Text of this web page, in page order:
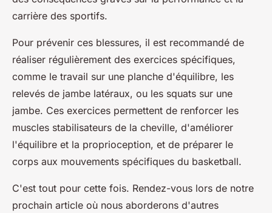
carrière des sportifs.
Pour prévenir ces blessures, il est recommandé de
réaliser régulièrement des exercices spécifiques,
comme le travail sur une planche d'équilibre, les
relevés de jambe latéraux, ou les squats sur une
jambe. Ces exercices permettent de renforcer les
muscles stabilisateurs de la cheville, d'améliorer
l'équilibre et la proprioception, et de préparer le
corps aux mouvements spécifiques du basketball.
C'est tout pour cette fois. Rendez-vous lors de notre
prochain article où nous aborderons d'autres